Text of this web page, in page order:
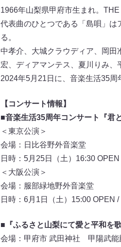
1966年山梨県甲府市生まれ。
代表曲のひとつである「島唄」
る。
中孝介、大城クラウディア、岡
宏、ディアマンテス、夏川りみ、
2024年5月21日に、音楽生活35周
【コンサート情報】
■音楽生活35周年コンサート『君
＜東京公演＞
会場：日比谷野外音楽堂
日時：5月25日（土）16:30
＜大阪公演＞
会場：服部緑地野外音楽堂
日時：6月1日（土）15:00 OPEN
■『ふるさと山梨にて愛と平和を
会場：甲府市 武田神社 甲陽武